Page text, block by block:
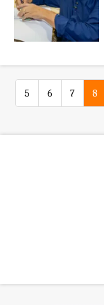
5 6 7 8